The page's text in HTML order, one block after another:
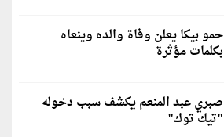
حمو بيكا يعلن وفاة والده وينعاه
بكلمات مؤثرة
صبري عبد المنعم يكشف سبب دخوله
"تيك توك"